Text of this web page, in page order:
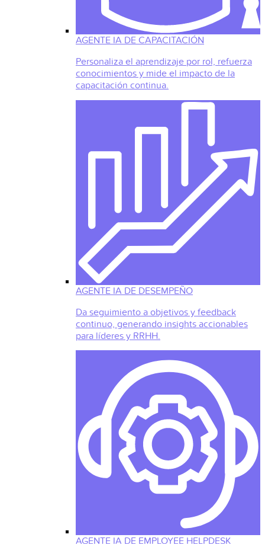
AGENTE IA DE CAPACITACIÓN
Personaliza el aprendizaje por rol, refuerza
conocimientos y mide el impacto de la
capacitación continua.
AGENTE IA DE DESEMPEÑO
Da seguimiento a objetivos y feedback
continuo, generando insights accionables
para líderes y RRHH.
AGENTE IA DE EMPLOYEE HELPDESK